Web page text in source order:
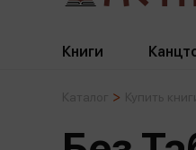
Книги